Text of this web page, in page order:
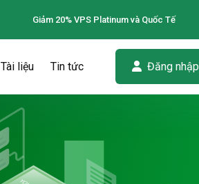
Giảm 20% VPS Platinum và Quốc Tế
Tài liệu Tin tức Đăng nhập